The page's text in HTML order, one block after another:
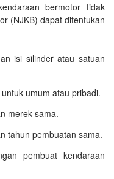
bermotor tidak
(NJKB) dapat ditentukan
isi silinder atau satuan
umum atau pribadi.
merek sama.
tahun pembuatan sama.
pembuat kendaraan